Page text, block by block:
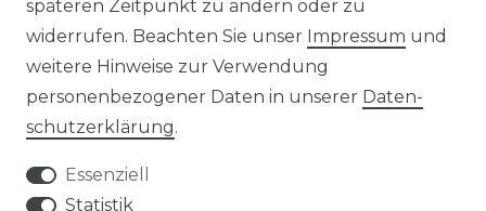
HINWEIS ZUR BATTERIEENTSORGUNG
VERPACKUNGSHINWEISE
ÜBER UNS
späteren Zeitpunkt zu ändern oder zu
widerrufen. Beachten Sie unser Impressum und
weitere Hinweise zur Verwendung
personenbezogener Daten in unserer Daten­
schutz­erklärung.
Essenziell
Statistik